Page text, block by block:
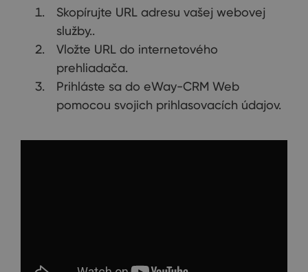
Skopírujte URL adresu vašej webovej
služby..
Vložte URL do internetového
prehliadača.
Prihláste sa do eWay-CRM Web
pomocou svojich prihlasovacích údajov.